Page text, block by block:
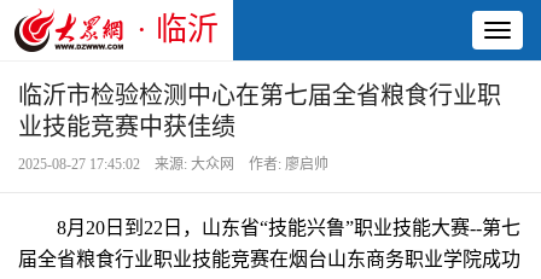
· 临沂
临沂市检验检测中心在第七届全省粮食行业职
业技能竞赛中获佳绩
2025-08-27 17:45:02 来源: 大众网 作者: 廖启帅
8月20日到22日，山东省“技能兴鲁”职业技能大赛--第七
届全省粮食行业职业技能竞赛在烟台山东商务职业学院成功